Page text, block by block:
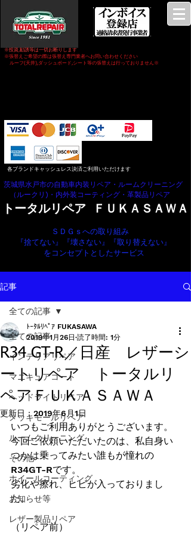
※投資,勧誘等は一切お断りします
※張替えご希望の際は張替え専門業者へお問い合わせください
ルーフ(天井),ダッシュボード,シート等の張替えは行っておりません​※
各ブランドキャッシュレス決済ご利用いただけます
トータルリペア ＦＵＫＡＳＡＷＡ
茨城県水戸市の自動車内装リペア・ルームクリーニング
（ルークリ)・内外装コーティング・革製品リペア
ＳＤＧｓへの取り組み
『捨てない』『壊さない』
『取り替えない』
をコンセプトとしたサービス
記事
全ての記事
インテリアリペア
マニキュアコート
ヘッドライトリペア
メッキモールリペア
ルームクリーニング
その他
ホイールコーティング
お知らせ等
レザー製品リペア
全ての記事
R34 GT-R／日産 レザーシ
ートリペア トータルリ
ペアＦＵＫＡＳＡＷＡ
ﾄｰﾀﾙﾘﾍﾟｱ FUKASAWA
2019年1月26日 読了時間: 1分
更新日： 2019年6月1日
いつもご利用ありがとうございます。
今回ご依頼いただいたのは、私自身い
つかは乗ってみたい誰もが憧れの
R34GT-Rです。
劣化や擦れ、ヒビが入っておりまし
た。
（リペア前）